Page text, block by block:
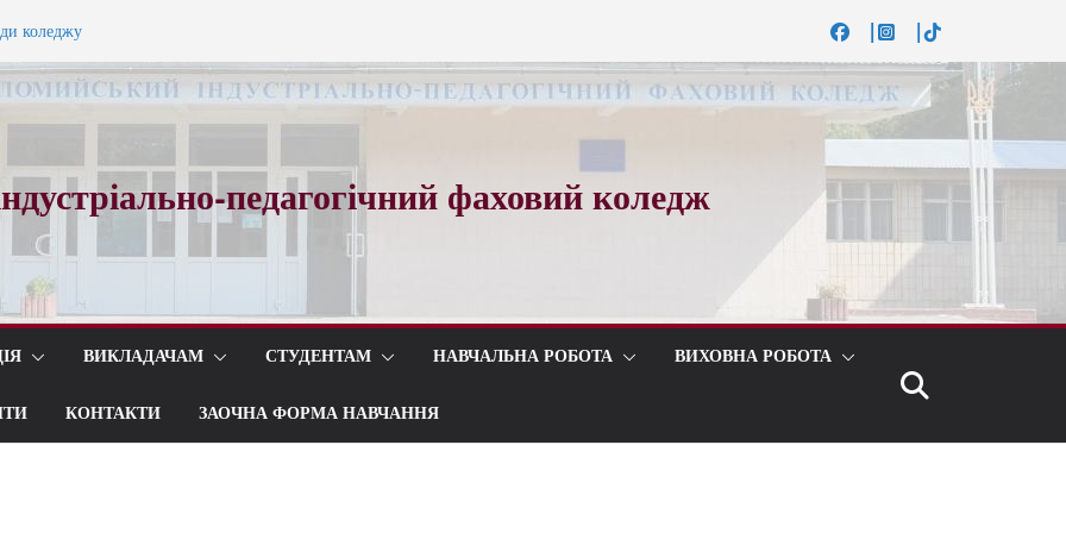
коледжу
вальсу…
педагогічний фаховий коледж
ВИКЛАДАЧАМ СТУДЕНТАМ НАВЧАЛЬНА РОБОТА ВИХОВНА РОБОТА
КОНТАКТИ ЗАОЧНА ФОРМА НАВЧАННЯ